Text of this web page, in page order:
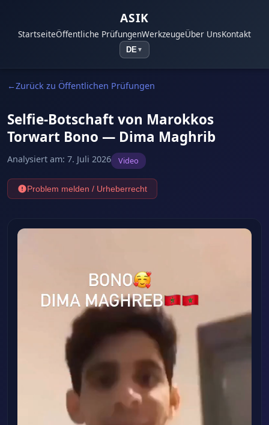
ASIK
StartseiteÖffentliche PrüfungenWerkzeugeÜber UnsKontakt
DE▼
Zurück zu Öffentlichen Prüfungen
Selfie-Botschaft von Marokkos
Torwart Bono — Dima Maghrib
Analysiert am: 7. Juli 2026 Video
Problem melden / Urheberrecht